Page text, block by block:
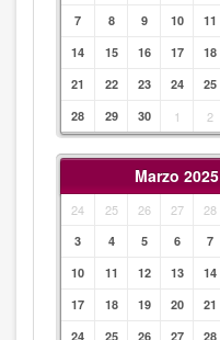
7
8 9 10 11
14
15 16 17 18
21
22 23 24 25
28
29 30 1 2
Marzo 2025
24 25 26 27 28
3
4 5 6 7
10
11 12 13 14
17
18 19 20 21
24
25 26 27 28